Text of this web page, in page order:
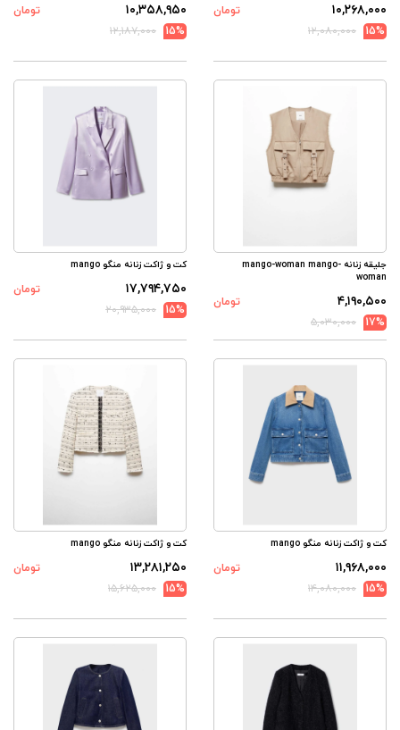
۱۰,۲۶۸,۰۰۰
تومان
15%
۱۲,۰۸۰,۰۰۰
۱۰,۳۵۸,۹۵۰
تومان
15%
۱۲,۱۸۷,۰۰۰
جلیقه زنانه mango-woman mango-
woman
۴,۱۹۰,۵۰۰
تومان
17%
۵,۰۳۰,۰۰۰
کت و ژاکت زنانه منگو mango
۱۷,۷۹۴,۷۵۰
تومان
15%
۲۰,۹۳۵,۰۰۰
کت و ژاکت زنانه منگو mango
۱۱,۹۶۸,۰۰۰
تومان
15%
۱۴,۰۸۰,۰۰۰
کت و ژاکت زنانه منگو mango
۱۳,۲۸۱,۲۵۰
تومان
15%
۱۵,۶۲۵,۰۰۰